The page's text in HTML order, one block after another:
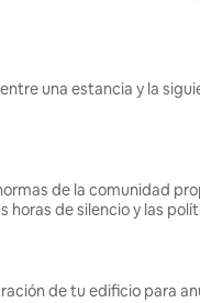
una estancia y la
de la comunidad
horas de silencio y las
de tu edificio para